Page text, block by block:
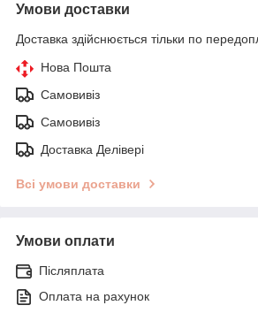
Умови доставки
Доставка здійснюється тільки по
Нова Пошта
Самовивіз
Самовивіз
Доставка Делівері
Всі умови доставки
Умови оплати
Післяплата
Оплата на рахунок